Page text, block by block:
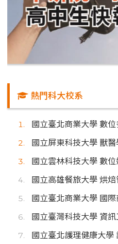
熱門科大校系
國立臺北商業大學 數
國立屏東科技大學 獸醫
國立雲林科技大學 數
國立高雄餐旅大學 烘焙
國立臺北商業大學 國際
國立臺灣科技大學 資訊
國立臺北護理健康大學